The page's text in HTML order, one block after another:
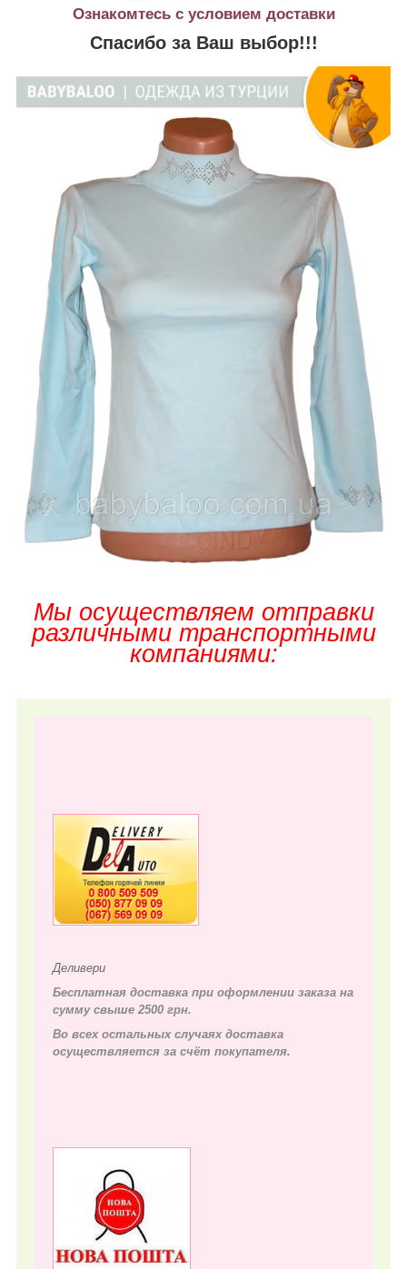
Ознакомтесь с условием доставки
Спасибо за Ваш выбор!!!
Мы осуществляем отправки
различными транспортными
компаниями:
Деливери
Бесплатная доставка при оформлении заказа на
сумму свыше 2500 грн.
Во всех остальных случаях доставка
осуществляется за счёт покупателя.